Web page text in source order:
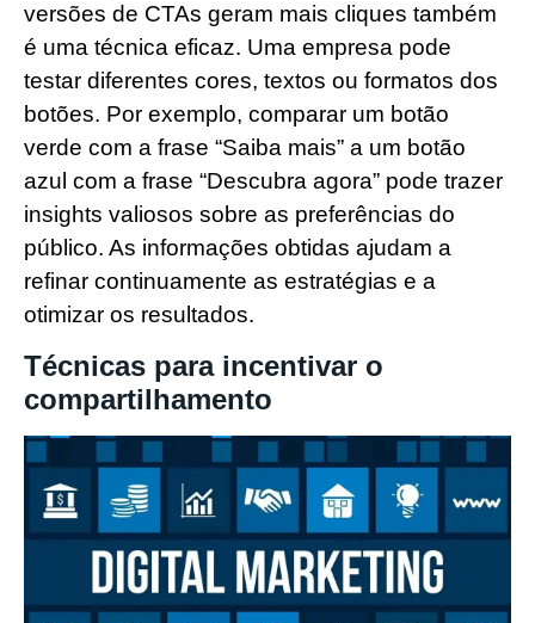
versões de CTAs geram mais cliques também
é uma técnica eficaz. Uma empresa pode
testar diferentes cores, textos ou formatos dos
botões. Por exemplo, comparar um botão
verde com a frase “Saiba mais” a um botão
azul com a frase “Descubra agora” pode trazer
insights valiosos sobre as preferências do
público. As informações obtidas ajudam a
refinar continuamente as estratégias e a
otimizar os resultados.
Técnicas para incentivar o
compartilhamento